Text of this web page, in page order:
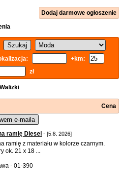
Dodaj darmowe ogłoszenie
+km:
zł
Cena
e-maila
ramię Diesel - [5.8. 2026]
ramię z materiału w kolorze czarnym.
ok. 21 x 18 ...
- 01-390